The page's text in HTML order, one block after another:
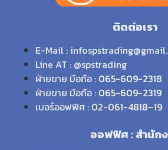
ติดต่อเรา
E-Mail :
Line AT : @spstrading
ฝ่ายขาย มือถือ : 065-609-2318
ฝ่ายขาย มือถือ : 065-609-2319
เบอร์ออฟฟิศ : 02-061-4818–19
ออฟฟิศ : สำนัก